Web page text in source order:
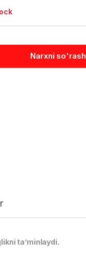
Narxni so'rash
ta’minlaydi.